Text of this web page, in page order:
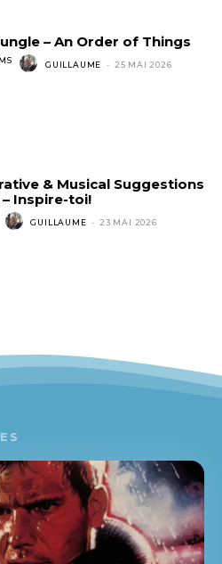
– An Order of Things
GUILLAUME - 25 MAI 2026
& Musical Suggestions
– Inspire-toi!
GUILLAUME - 23 MAI 2026